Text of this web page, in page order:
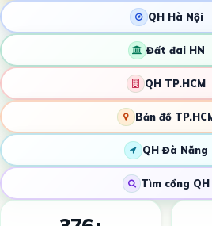
QH Hà Nội
Đất đai HN
QH TP.HCM
Bản đồ
QH Đà Nẵng
Tìm cổng QH